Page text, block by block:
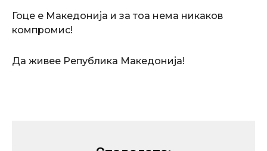
Гоце е Македонија и за тоа нема никаков
компромис!
Да живее Република Македонија!